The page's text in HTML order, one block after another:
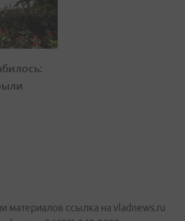
материалов ссылка на vladnews.ru